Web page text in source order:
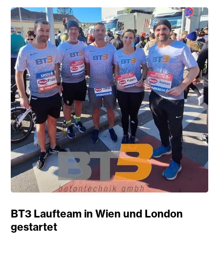
BT3 Laufteam in Wien und London
gestartet